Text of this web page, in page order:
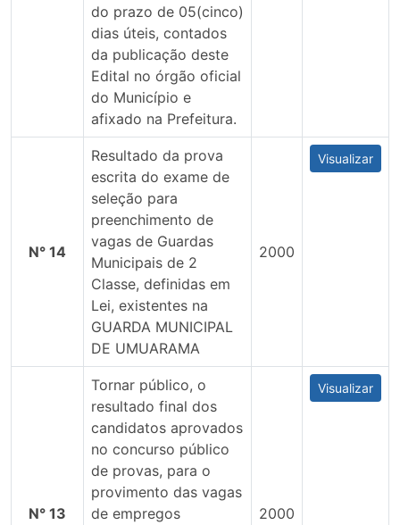
do prazo de 05(cinco)
dias úteis, contados
da publicação deste
Edital no órgão oficial
do Município e
afixado na Prefeitura.
N° 14
Resultado da prova
escrita do exame de
seleção para
preenchimento de
vagas de Guardas
Municipais de 2
Classe, definidas em
Lei, existentes na
GUARDA MUNICIPAL
DE UMUARAMA
2000
Visualizar
N° 13
Tornar público, o
resultado final dos
candidatos aprovados
no concurso público
de provas, para o
provimento das vagas
de empregos
2000
Visualizar